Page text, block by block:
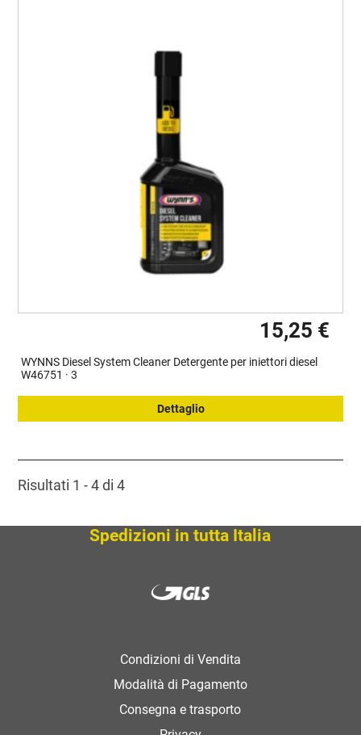
15,25 €
WYNNS Diesel System Cleaner Detergente per iniettori diesel
W46751 · 3
Dettaglio
Risultati 1 - 4 di 4
Spedizioni in tutta Italia
Condizioni di Vendita
Modalità di Pagamento
Consegna e trasporto